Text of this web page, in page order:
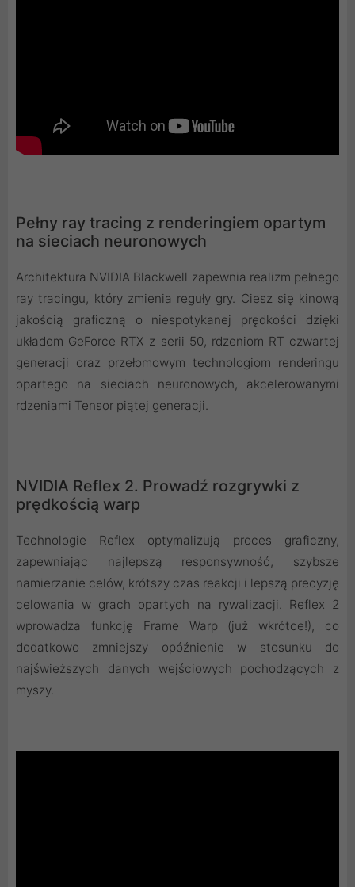
Pełny ray tracing z renderingiem opartym
na sieciach neuronowych
Architektura NVIDIA Blackwell zapewnia realizm pełnego
ray tracingu, który zmienia reguły gry. Ciesz się kinową
jakością graficzną o niespotykanej prędkości dzięki
układom GeForce RTX z serii 50, rdzeniom RT czwartej
generacji oraz przełomowym technologiom renderingu
opartego na sieciach neuronowych, akcelerowanymi
rdzeniami Tensor piątej generacji.
NVIDIA Reflex 2. Prowadź rozgrywki z
prędkością warp
Technologie Reflex optymalizują proces graficzny,
zapewniając najlepszą responsywność, szybsze
namierzanie celów, krótszy czas reakcji i lepszą precyzję
celowania w grach opartych na rywalizacji. Reflex 2
wprowadza funkcję Frame Warp (już wkrótce!), co
dodatkowo zmniejszy opóźnienie w stosunku do
najświeższych danych wejściowych pochodzących z
myszy.